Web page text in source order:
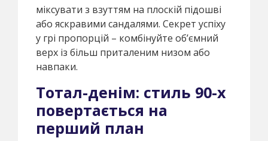
міксувати з взуттям на плоскій підошві
або яскравими сандалями. Секрет успіху
у грі пропорцій – комбінуйте об’ємний
верх із більш приталеним низом або
навпаки.
Тотал-денім: стиль 90-х
повертається на
перший план